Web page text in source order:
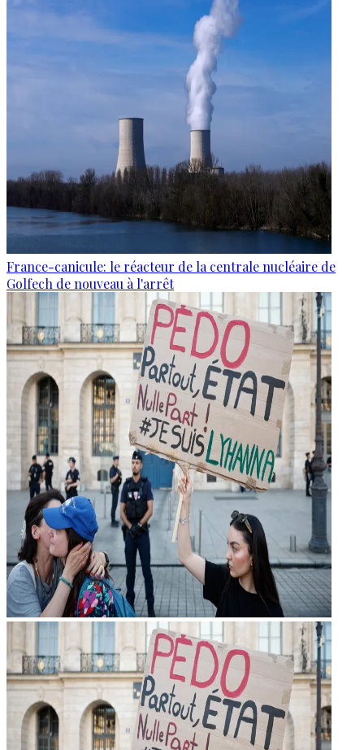
France-canicule: le réacteur de la centrale nucléaire de
Golfech de nouveau à l'arrêt